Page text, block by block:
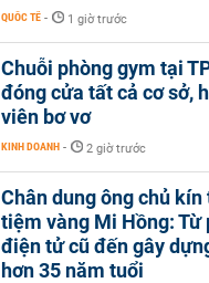
QUỐC TẾ - 1 giờ trước
Chuỗi phòng gym tại
đóng cửa tất cả cơ sở,
viên bơ vơ
KINH DOANH - 2 giờ trước
Chân dung ông chủ
tiệm vàng Mi Hồng: Từ
điện tử cũ đến gây
hơn 35 năm tuổi